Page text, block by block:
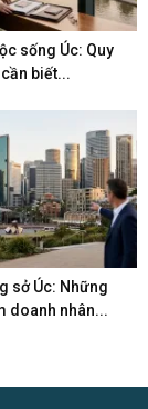
sống Úc: Quy
biết...
sở Úc: Những
doanh nhân...